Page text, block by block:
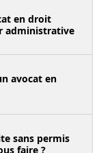
en droit
administrative
avocat en
sans permis
faire ?